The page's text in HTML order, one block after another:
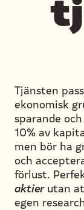
Tjänsten
ekonomisk
sparande
10% av
men bör ha
och
förlust.
aktierutan
egen